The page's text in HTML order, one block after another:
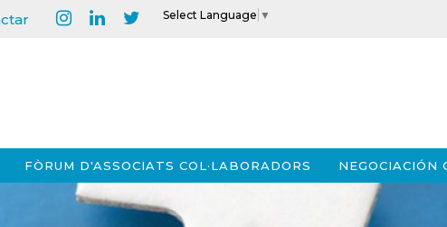
Select Language ▼
FÒRUM D'ASSOCIATS COL·LABORADORS NEGOCIACIÓN